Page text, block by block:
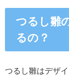
つるし雛
るの？
つるし雛はデザ